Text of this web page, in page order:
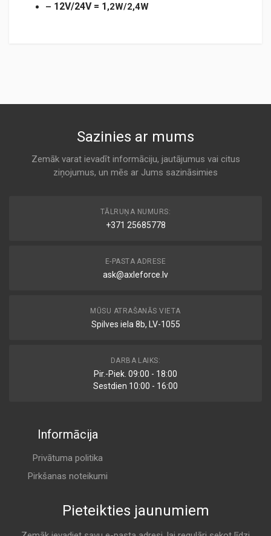
– 12V/24V = 1 ,2W/2,4W
Sazinies ar mums
Zemāk varat ievadīt informāciju, jautājumus vai citus
ziņojumus, un mēs ar Jums sazināsimies
TĀLRUŅA NUMURS:
+371 25685778
E-PASTA ADRESE
ask@axleforce.lv
MŪSU ATRAŠANĀS VIETA
Spilves iela 8b, LV-1055
DARBA LAIKS:
Pir.-Piek. 09:00 - 18:00
Sestdien 10:00 - 16:00
Informācija
Privātuma politika
Pirkšanas noteikumi
Pieteikties jaunumiem